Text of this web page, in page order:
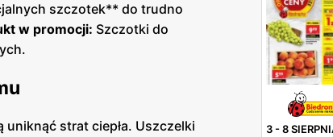
3-8
szczotek** do trudno
w promocji: Szczotki do
strat ciepła. Uszczelki